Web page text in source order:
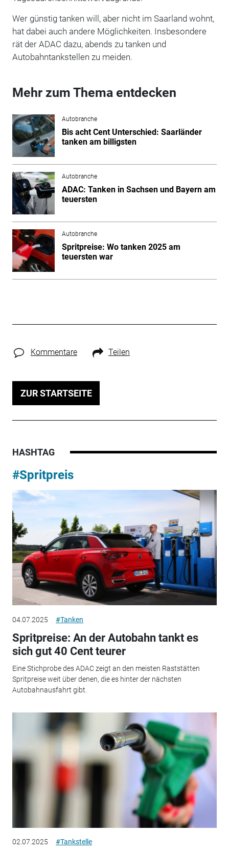
Wer günstig tanken will, aber nicht im Saarland wohnt,
hat dabei auch andere Möglichkeiten. Insbesondere
rät der ADAC dazu, abends zu tanken und
Autobahntankstellen zu meiden.
Mehr zum Thema entdecken
Autobranche
Bis acht Cent Unterschied: Saarländer
tanken am billigsten
Autobranche
ADAC: Tanken in Sachsen und Bayern am
teuersten
Autobranche
Spritpreise: Wo tanken 2025 am
teuersten war
Kommentare Teilen
ZUR STARTSEITE
HASHTAG
#Spritpreis
04.07.2025 #Tanken
Spritpreise: An der Autobahn tankt es
sich gut 40 Cent teurer
Eine Stichprobe des ADAC zeigt an den meisten Raststätten
Spritpreise weit über denen, die es hinter der nächsten
Autobahnausfahrt gibt.
02.07.2025 #Tankstelle